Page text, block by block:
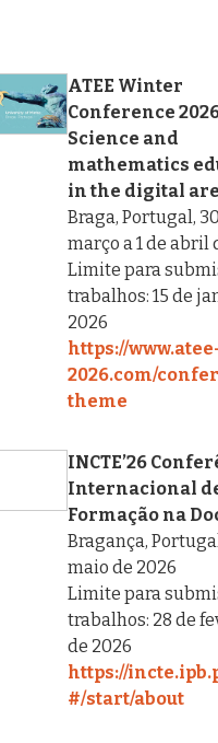
ATEE Winter
Conference 2026
Science and
mathematics
in the digital
Braga, Portugal,
março a 1 de abril
Limite para
trabalhos: 15 de
2026
https://
2026.com/
theme
INCTE’26
Internacional
Formação na
Bragança,
maio de 2026
Limite para
trabalhos: 28 de
de 2026
https://
#/start/about